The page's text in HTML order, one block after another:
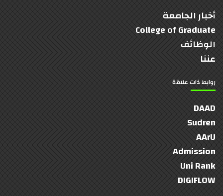
أخبار الجامعة
College of Graduate
الوظائف
عننا
روابط ذات علاقة
DAAD
Sudren
AArU
Admission
Uni Rank
DIGIFLOW